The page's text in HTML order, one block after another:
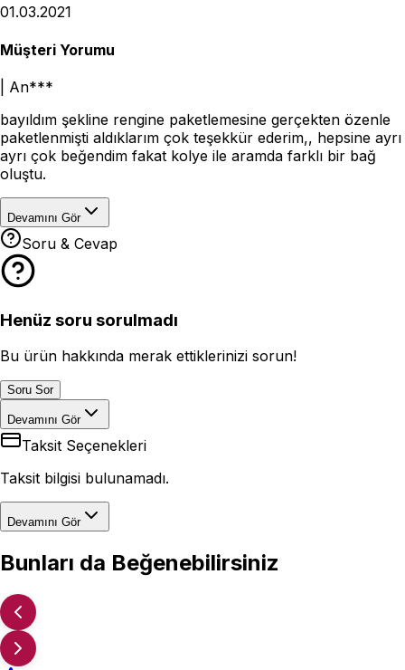
01.03.2021
Müşteri Yorumu
An***
bayıldım şekline rengine paketlemesine gerçekten özenle
paketlenmişti aldıklarım çok teşekkür ederim,, hepsine ayrı
ayrı çok beğendim fakat kolye ile aramda farklı bir bağ
oluştu.
Devamını Gör
Soru & Cevap
Henüz soru sorulmadı
Bu ürün hakkında merak ettiklerinizi sorun!
Soru Sor
Devamını Gör
Taksit Seçenekleri
Taksit bilgisi bulunamadı.
Devamını Gör
Bunları da Beğenebilirsiniz